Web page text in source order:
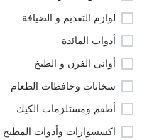
لوازم التقديم و الضيافة
أدوات المائدة
أوانى الفرن و الطبخ
سخانات وحافظات الطعام
أطقم ومستلزمات الكيك
اكسسوارات وأدوات المطبخ